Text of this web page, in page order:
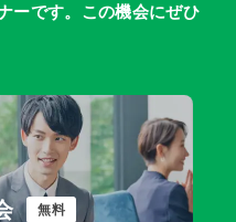
ーです。この機会にぜひ
無料